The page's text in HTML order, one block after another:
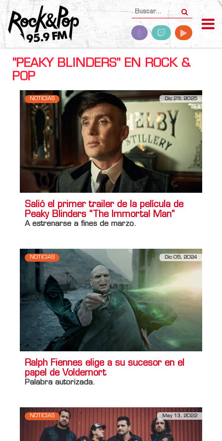
"PEAKY BLINDERS" EN ROCK &
POP
NOTICIAS Dic 29, 2025
Salió el primer trailer de la película de
Peaky Blinders “The Immortal Man”
A estrenarse a fines de marzo.
NOTICIAS Dic 05, 2024
Ralph Fiennes elige a su sucesor en el
papel de Voldemort
Palabra autorizada.
NOTICIAS May 13, 2022